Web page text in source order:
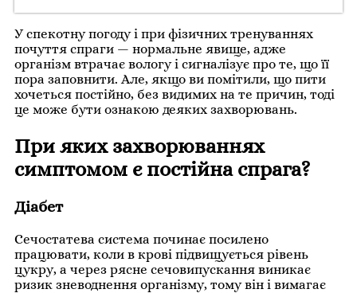
У спекотну погоду і при фізичних тренуваннях
почуття спраги — нормальне явище, адже
організм втрачає вологу і сигналізує про те, що її
пора заповнити. Але, якщо ви помітили, що пити
хочеться постійно, без видимих на те причин, тоді
це може бути ознакою деяких захворювань.
При яких захворюваннях
симптомом є постійна спрага?
Діабет
Сечостатева система починає посилено
працювати, коли в крові підвищується рівень
цукру, а через рясне сечовипускання виникає
ризик зневоднення організму, тому він і вимагає